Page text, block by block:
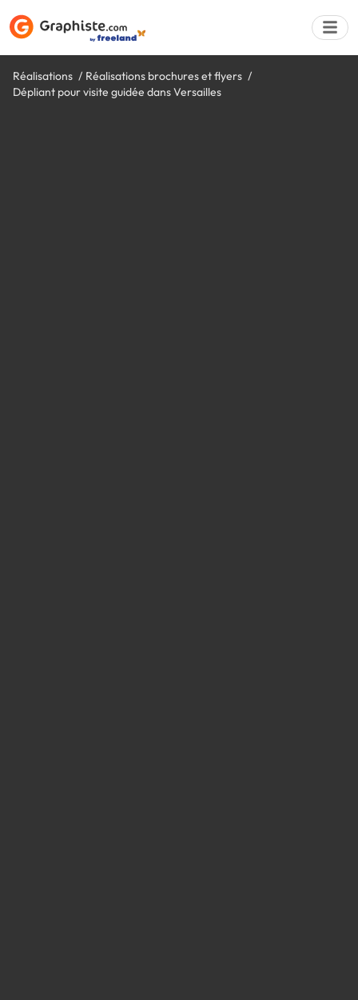
Réalisations
Réalisations brochures et flyers
Dépliant pour visite guidée dans Versailles